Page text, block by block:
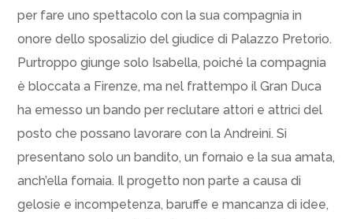
per fare uno spettacolo con la sua compagnia in
onore dello sposalizio del giudice di Palazzo Pretorio.
Purtroppo giunge solo Isabella, poiché la compagnia
è bloccata a Firenze, ma nel frattempo il Gran Duca
ha emesso un bando per reclutare attori e attrici del
posto che possano lavorare con la Andreini. Si
presentano solo un bandito, un fornaio e la sua amata,
anch’ella fornaia. Il progetto non parte a causa di
gelosie e incompetenza, baruffe e mancanza di idee,